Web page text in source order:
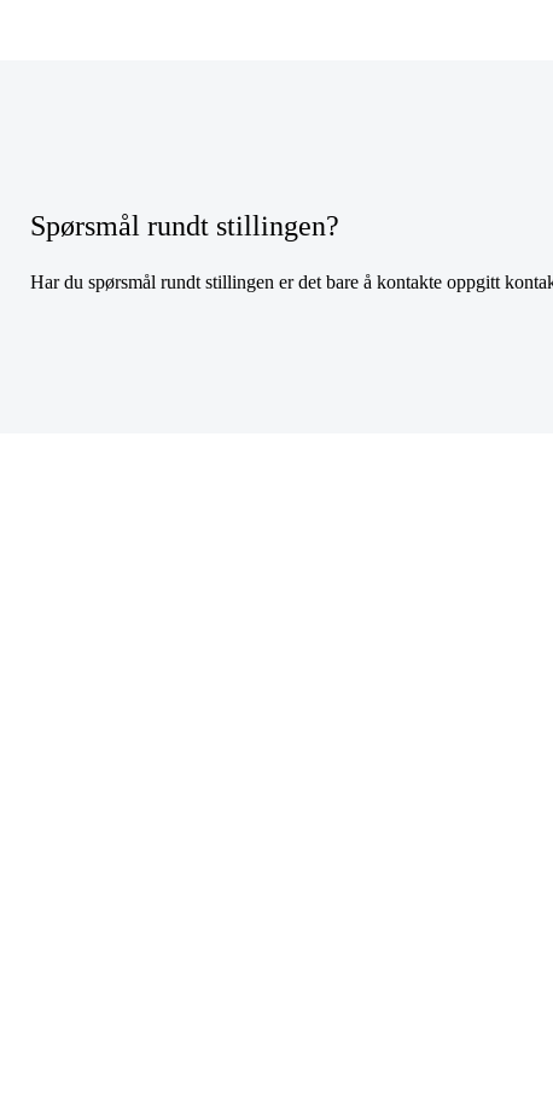
Spørsmål rundt stillingen?
Har du spørsmål rundt stillingen er det bare å kontakte oppgitt